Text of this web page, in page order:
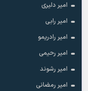
امیر دلیری
امیر رابی
امیر رادریمو
امیر رحیمی
امیر رشوند
امیر رمضانی